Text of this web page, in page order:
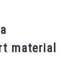
material